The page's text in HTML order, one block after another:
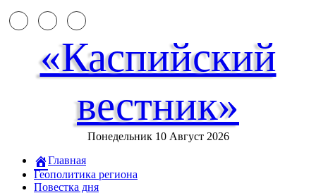
«Каспийский
вестник»
Понедельник 10 Август 2026
Главная
Геополитика региона
Повестка дня